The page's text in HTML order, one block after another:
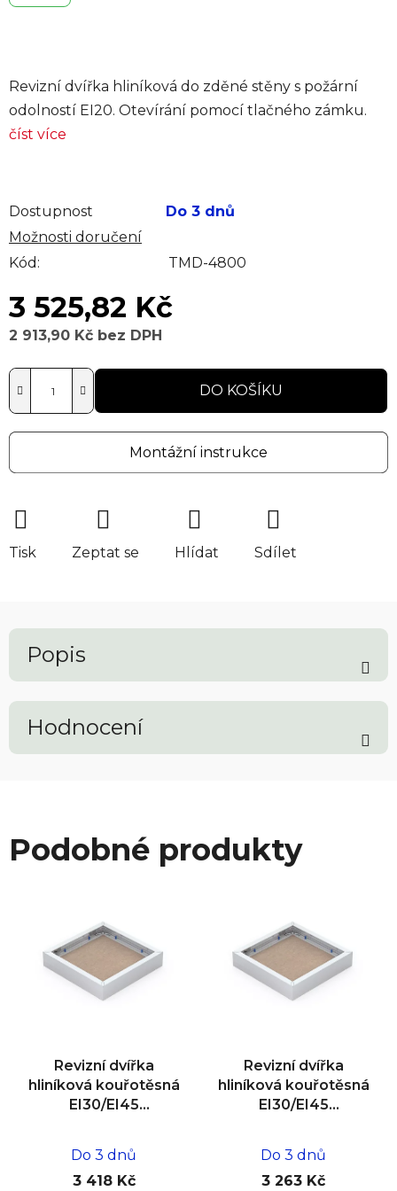
Revizní dvířka hliníková do zděné stěny s požární
odolností EI20. Otevírání pomocí tlačného zámku.
číst více
Dostupnost
Do 3 dnů
Možnosti doručení
Kód:
TMD-4800
3 525,82 Kč
2 913,90 Kč bez DPH
DO KOŠÍKU
Montážní instrukce
Tisk Zeptat se Hlídat Sdílet
Popis
Hodnocení
Podobné produkty
Revizní dvířka
hliníková kouřotěsná
EI30/EI45
Do 3 dnů
3 418 Kč
Revizní dvířka
hliníková kouřotěsná
EI30/EI45
Do 3 dnů
3 263 Kč